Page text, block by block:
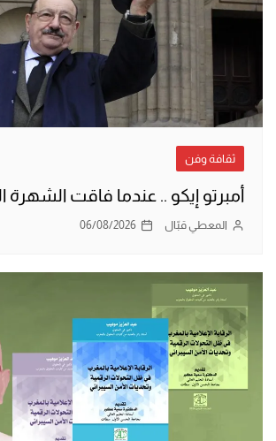
ثقافة وفن
أمبرتو إيكو .. عندما فاقت الشهرة
المعطي قبّال 06/08/2026